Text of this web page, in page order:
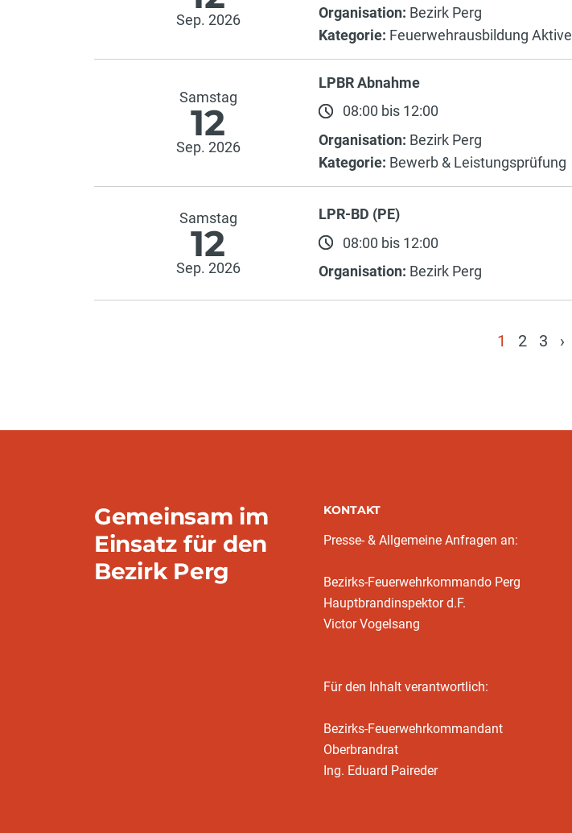
Sep. 2026
Organisation: Bezirk Perg
Kategorie: Feuerwehrausbildung Aktive
Samstag
12
Sep. 2026
LPBR Abnahme
08:00 bis 12:00
Organisation: Bezirk Perg
Kategorie: Bewerb & Leistungsprüfung
Samstag
12
Sep. 2026
LPR-BD (PE)
08:00 bis 12:00
Organisation: Bezirk Perg
1 2 3 ›
Gemeinsam im
Einsatz für den
Bezirk Perg
KONTAKT
Presse- & Allgemeine Anfragen an:
Bezirks-Feuerwehrkommando Perg
Hauptbrandinspektor d.F.
Victor Vogelsang
Für den Inhalt verantwortlich:
Bezirks-Feuerwehrkommandant
Oberbrandrat
Ing. Eduard Paireder